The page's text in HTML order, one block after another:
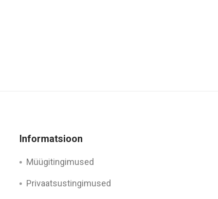
Informatsioon
Müügitingimused
Privaatsustingimused